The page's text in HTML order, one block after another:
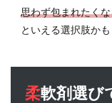
思わず包まれたく
といえる選択肢かも
柔軟剤選